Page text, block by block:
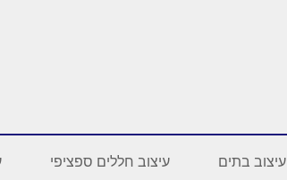
עיצוב בתים עיצוב חללים ספציפי